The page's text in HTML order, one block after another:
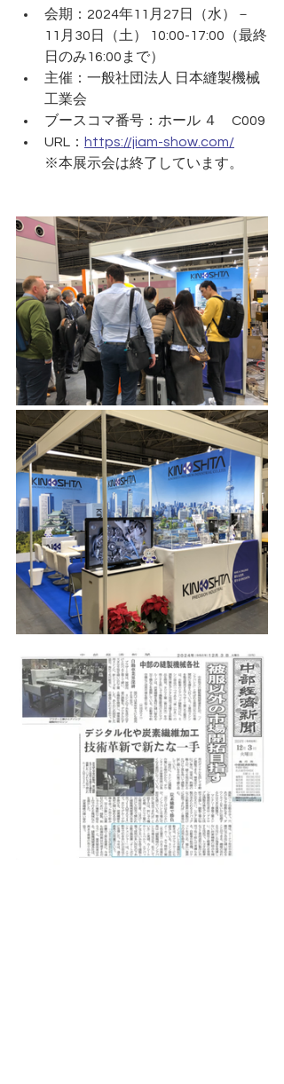
会期：2024年11月27日（水）－
11月30日（土） 10:00-17:00（最終
日のみ16:00まで）
主催：一般社団法人 日本縫製機械
工業会
ブースコマ番号：ホール ４　C009
URL： https://jiam-show.com/
※本展示会は終了しています。